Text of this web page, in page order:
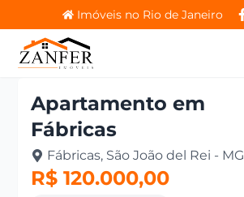
Imóveis no Rio de Janeiro
Apartamento em
Fábricas
Fábricas, São João del Rei - MG
R$ 120.000,00